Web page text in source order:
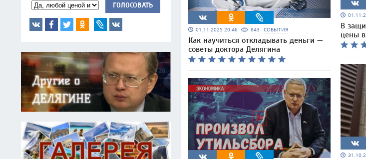
ГОЛОСОВАТЬ
01.11.2025 20:46 843 СОБЫТИЯ
Как научиться откладывать деньги —
советы доктора Делягина
В
цены